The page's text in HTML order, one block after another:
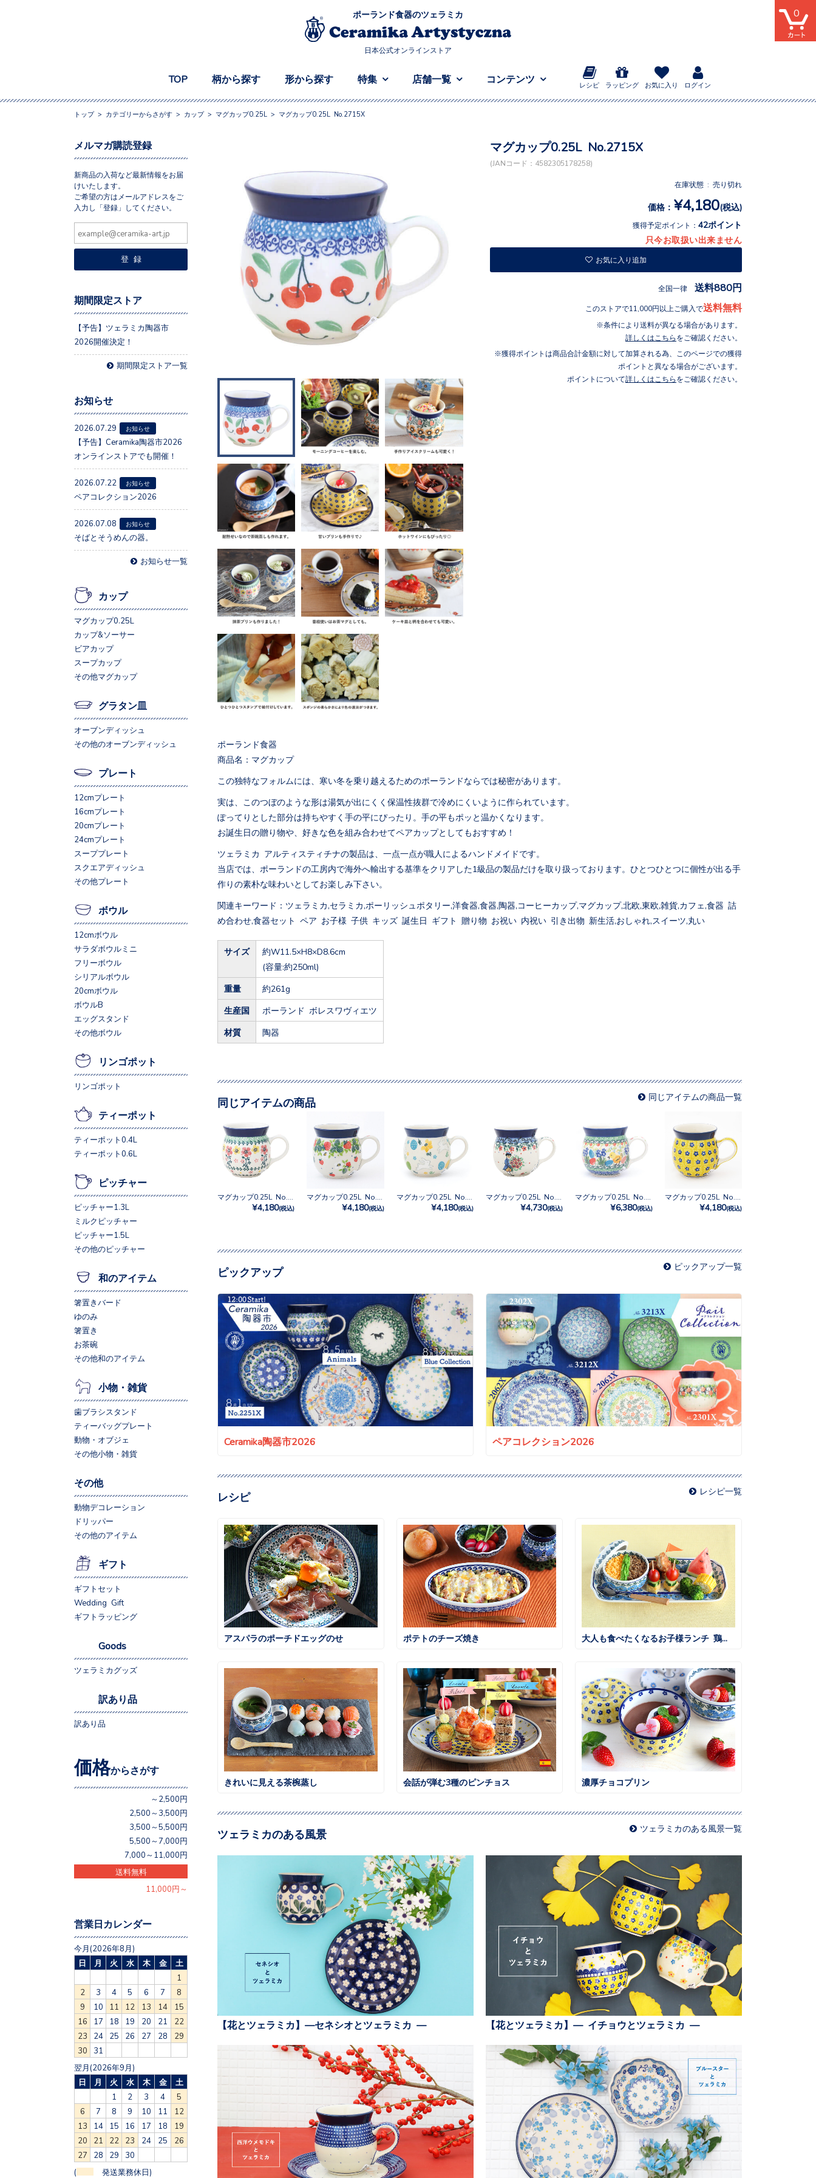
ポーランド食器のツェラミカ
日本公式オンラインストア
TOP 柄から探す 形から探す 特集 店舗一覧 コンテンツ
レシピ ラッピング お気に入り ログイン
0
トップ> カテゴリーからさがす > カップ> マグカップ0.25L > マグカップ0.25L No.2715X
マグカップ0.25L No.2715X
(JANコード：4582305178258)
在庫状態 : 売り切れ
価格： ¥4,180(税込)
獲得予定ポイント： 42ポイント
只今お取扱い出来ません
お気に入り追加
全国一律 送料880円
このストアで11,000円以上ご購入で送料無料
条件により送料が異なる場合があります。
詳しくはこちら をご確認ください。
獲得ポイントは商品合計金額に対して加算される為、このページでの獲得
ポイントと異なる場合がございます。
ポイントについて詳しくはこちら をご確認ください。
ポーランド食器
商品名：マグカップ
この独特なフォルムには、寒い冬を乗り越えるためのポーランドならでは秘密があります。
実は、このつぼのような形は湯気が出にくく保温性抜群で冷めにくいように作られています。
ぽってりとした部分は持ちやすく手の平にぴったり。手の平もポッと温かくなります。
お誕生日の贈り物や、好きな色を組み合わせてペアカップとしてもおすすめ！
ツェラミカ アルティスティチナの製品は、一点一点が職人によるハンドメイドです。
当店では、ポーランドの工房内で海外へ輸出する基準をクリアした1級品の製品だけを取り扱っております。ひとつひとつに個性が出る手
作りの素朴な味わいとしてお楽しみ下さい。
関連キーワード：ツェラミカ,セラミカ,ポーリッシュポタリー,洋食器,食器,陶器,コーヒーカップ,マグカップ,北欧,東欧,雑貨,カフェ,食器 詰
め合わせ,食器セット ペア お子様 子供 キッズ 誕生日 ギフト 贈り物 お祝い 内祝い 引き出物 新生活,おしゃれ,スイーツ,丸い
サイズ
約W11.5×H8×D8.6cm
(容量:約250ml)
重量 約261g
生産国 ポーランド ボレスワヴィエツ
材質 陶器
同じアイテムの商品 同じアイテムの商品一覧
¥4,180(税込) ¥4,180(税込) ¥4,180(税込) ¥4,730(税込) ¥6,380(税込) ¥4,180(税込)
ピックアップ ピックアップ一覧
Ceramika陶器市2026 ペアコレクション2026
レシピ レシピ一覧
アスパラのポーチドエッグのせ ポテトのチーズ焼き 大人も食べたくなるお子様ランチ 鶏そぼろごはん
きれいに見える茶椀蒸し 会話が弾む3種のピンチョス 濃厚チョコプリン
ツェラミカのある風景 ツェラミカのある風景一覧
【花とツェラミカ】—セネシオとツェラミカ — 【花とツェラミカ】— イチョウとツェラミカ —
メルマガ購読登録
新商品の入荷など最新情報をお届
けいたします。
ご希望の方はメールアドレスをご
入力し「登録」してください。
期間限定ストア
【予告】ツェラミカ陶器市
2026開催決定！
期間限定ストア一覧
お知らせ
2026.07.29 お知らせ
【予告】Ceramika陶器市2026
オンラインストアでも開催！
2026.07.22 お知らせ
ペアコレクション2026
2026.07.08 お知らせ
そばとそうめんの器。
お知らせ一覧
カップ
マグカップ0.25L
カップ&ソーサー
ビアカップ
スープカップ
その他マグカップ
グラタン皿
オーブンディッシュ
その他のオーブンディッシュ
プレート
12cmプレート
16cmプレート
20cmプレート
24cmプレート
スーププレート
スクエアディッシュ
その他プレート
ボウル
12cmボウル
サラダボウルミニ
フリーボウル
シリアルボウル
20cmボウル
ボウルB
エッグスタンド
その他ボウル
リンゴポット
リンゴポット
ティーポット
ティーポット0.4L
ティーポット0.6L
ピッチャー
ピッチャー1.3L
ミルクピッチャー
ピッチャー1.5L
その他のピッチャー
和のアイテム
箸置きバード
ゆのみ
箸置き
お茶碗
その他和のアイテム
小物・雑貨
歯ブラシスタンド
ティーバッグプレート
動物・オブジェ
その他小物・雑貨
その他
動物デコレーション
ドリッパー
その他のアイテム
ギフト
ギフトセット
Wedding Gift
ギフトラッピング
Goods
ツェラミカグッズ
訳あり品
訳あり品
価格からさがす
～2,500円
2,500～3,500円
3,500～5,500円
5,500～7,000円
7,000～11,000円
送料無料
11,000円～
営業日カレンダー
今月(2026年8月)
日
月 火 水 木 金
土
1
2
3 4 5 6 7
8
9
10 11 12 13 14
15
16
17 18 19 20 21
22
23
24 25 26 27 28
29
30
31
翌月(2026年9月)
日
月 火 水 木 金
土
1
2 3 4
5
6
7 8 9 10 11
12
13
14 15 16 17 18
19
20
21 22 23 24 25
26
27
28 29 30
( 発送業務休日)